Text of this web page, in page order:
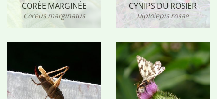
CORÉE MARGINÉE
Coreus marginatus
CYNIPS DU ROSIER
Diplolepis rosae